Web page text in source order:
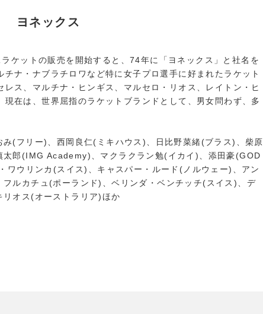
ヨネックス
ケットの販売を開始すると、74年に「ヨネックス」と社名を
ナ・ナブラチロワなど特に女子プロ選手に好まれたラケット
ス、マルチナ・ヒンギス、マルセロ・リオス、レイトン・ヒ
在は、世界屈指のラケットブランドとして、男女問わず、多
(フリー)、西岡良仁(ミキハウス)、日比野菜緒(ブラス)、柴原
太郎(IMG Academy)、マクラクラン勉(イカイ)、添田豪(GOD
ワウリンカ(スイス)、キャスパー・ルード(ノルウェー)、アン
ルカチュ(ポーランド)、ベリンダ・ベンチッチ(スイス)、デ
オス(オーストラリア)ほか